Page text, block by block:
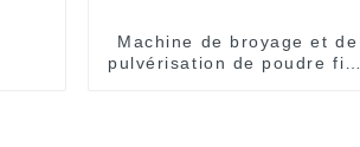
Machine de broyage et de
pulvérisation de poudre fine